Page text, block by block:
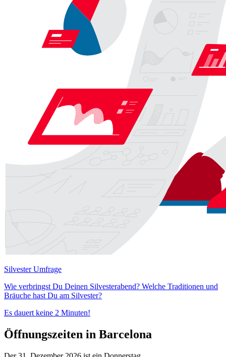
Silvester Umfrage
Wie verbringst Du Deinen Silvesterabend? Welche Traditionen und
Bräuche hast Du am Silvester?
Es dauert keine 2 Minuten!
Öffnungszeiten in Barcelona